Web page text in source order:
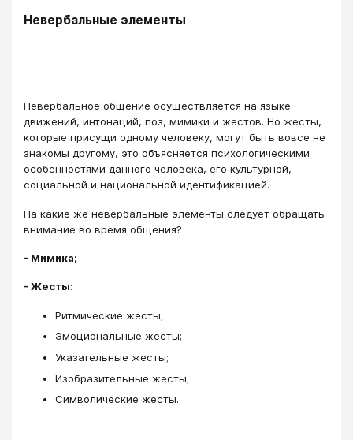
Невербальные элементы
Невербальное общение осуществляется на языке
движений, интонаций, поз, мимики и жестов. Но жесты,
которые присущи одному человеку, могут быть вовсе не
знакомы другому, это объясняется психологическими
особенностями данного человека, его культурной,
социальной и национальной идентификацией.
На какие же невербальные элементы следует обращать
внимание во время общения?
- Мимика;
- Жесты:
Ритмические жесты;
Эмоциональные жесты;
Указательные жесты;
Изобразительные жесты;
Символические жесты.